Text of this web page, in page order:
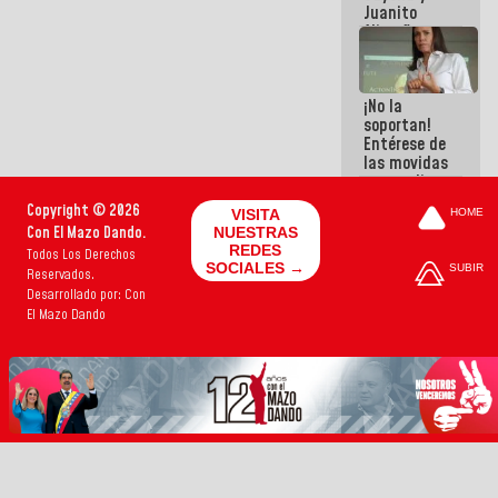
Juanito
Alimaña son
harina del
mismo
costal
¡No la
soportan!
Entérese de
las movidas
que realizan
cómplices
sacudírsela
Copyright © 2026
Con El Mazo Dando.
Todos Los Derechos
Reservados.
Desarrollado por: Con
El Mazo Dando
VISITA
NUESTRAS
REDES
SOCIALES →
HOME
SUBIR